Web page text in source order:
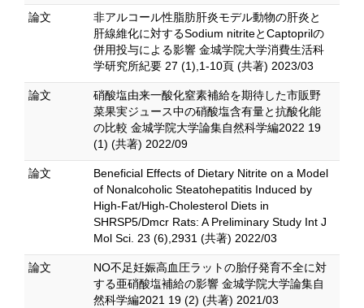
論文
非アルコール性脂肪肝炎モデル動物の肝炎と
肝線維化に対するSodium nitriteとCaptoprilの
併用投与による影響 金城学院大学消費生活科
学研究所紀要 27 (1),1-10頁 (共著) 2023/03
論文
硝酸塩由来一酸化窒素補給を期待した市販野
菜果実ジュース中の硝酸塩含有量と抗酸化能
の比較 金城学院大学論集自然科学編2022 19
(1) (共著) 2022/09
論文
Beneficial Effects of Dietary Nitrite on a Model
of Nonalcoholic Steatohepatitis Induced by
High-Fat/High-Cholesterol Diets in
SHRSP5/Dmcr Rats: A Preliminary Study Int J
Mol Sci. 23 (6),2931 (共著) 2022/03
論文
NO不足妊娠高血圧ラットの胎仔発育不全に対
する亜硝酸塩補給の影響 金城学院大学論集自
然科学編2021 19 (2) (共著) 2021/03